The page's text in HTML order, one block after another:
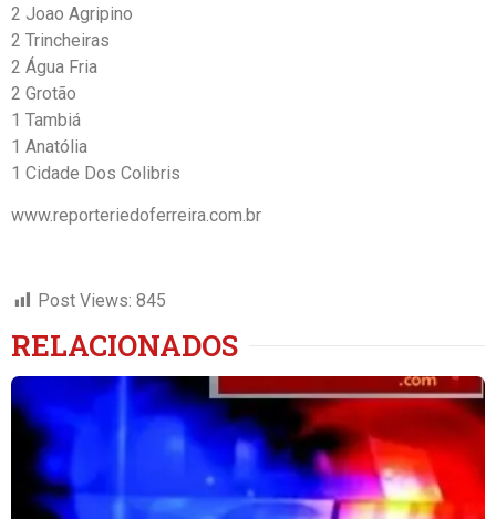
2 Joao Agripino
2 Trincheiras
2 Água Fria
2 Grotão
1 Tambiá
1 Anatólia
1 Cidade Dos Colibris
www.reporteriedoferreira.com.br
Post Views: 845
RELACIONADOS